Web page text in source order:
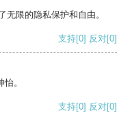
限的隐私保护和自由。
支持[0] 反对[0]
。
支持[0] 反对[0]